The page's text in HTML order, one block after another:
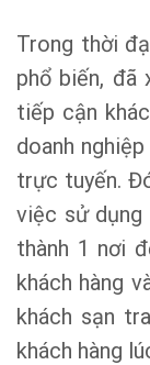
Trong thời
phổ biến, đã
tiếp cận
doanh
trực tuyến.
việc sử dụng
thành 1 nơi
khách hàng
khách sạn
khách hàng